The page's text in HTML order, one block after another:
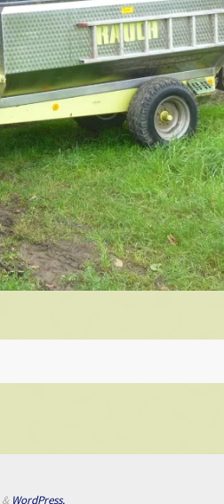
& WordPress.